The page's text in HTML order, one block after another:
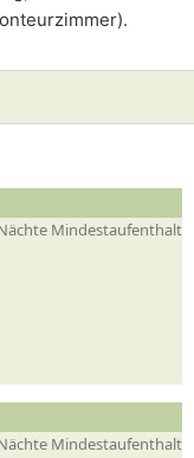
Mindestaufenthalt
Mindestaufenthalt